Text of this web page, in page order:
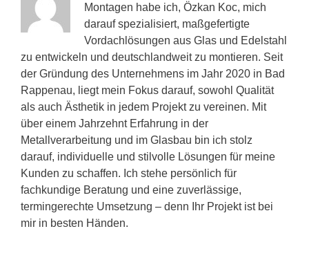
Montagen habe ich, Özkan Koc, mich
darauf spezialisiert, maßgefertigte
Vordachlösungen aus Glas und Edelstahl
zu entwickeln und deutschlandweit zu montieren. Seit
der Gründung des Unternehmens im Jahr 2020 in Bad
Rappenau, liegt mein Fokus darauf, sowohl Qualität
als auch Ästhetik in jedem Projekt zu vereinen. Mit
über einem Jahrzehnt Erfahrung in der
Metallverarbeitung und im Glasbau bin ich stolz
darauf, individuelle und stilvolle Lösungen für meine
Kunden zu schaffen. Ich stehe persönlich für
fachkundige Beratung und eine zuverlässige,
termingerechte Umsetzung – denn Ihr Projekt ist bei
mir in besten Händen.